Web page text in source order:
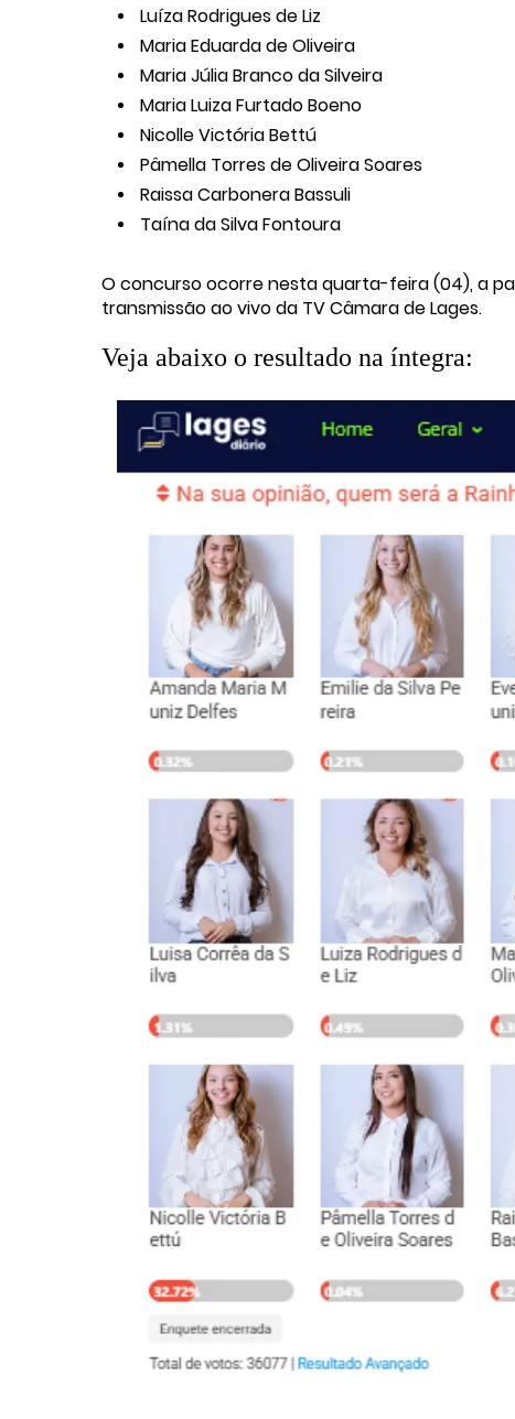
Luíza Rodrigues de Liz
Maria Eduarda de Oliveira
Maria Júlia Branco da Silveira
Maria Luiza Furtado Boeno
Nicolle Victória Bettú
Pâmella Torres de Oliveira Soares
Raissa Carbonera Bassuli
Taína da Silva Fontoura
O concurso ocorre nesta quarta-feira (04), a
transmissão ao vivo da TV Câmara de Lages.
Veja abaixo o resultado na íntegra: